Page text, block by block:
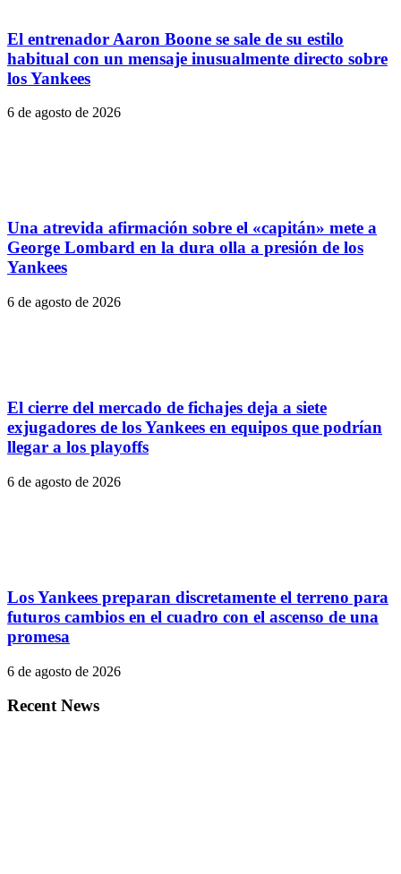
El entrenador Aaron Boone se sale de su estilo
habitual con un mensaje inusualmente directo sobre
los Yankees
6 de agosto de 2026
Una atrevida afirmación sobre el «capitán» mete a
George Lombard en la dura olla a presión de los
Yankees
6 de agosto de 2026
El cierre del mercado de fichajes deja a siete
exjugadores de los Yankees en equipos que podrían
llegar a los playoffs
6 de agosto de 2026
Los Yankees preparan discretamente el terreno para
futuros cambios en el cuadro con el ascenso de una
promesa
6 de agosto de 2026
Recent News